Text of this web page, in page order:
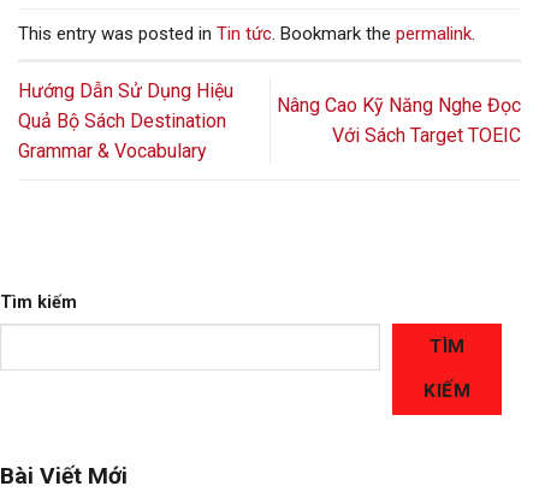
This entry was posted in Tin tức. Bookmark the permalink.
Hướng Dẫn Sử Dụng Hiệu
Quả Bộ Sách Destination
Grammar & Vocabulary
Nâng Cao Kỹ Năng Nghe Đọc
Với Sách Target TOEIC
Tìm kiếm
TÌM
KIẾM
Bài Viết Mới